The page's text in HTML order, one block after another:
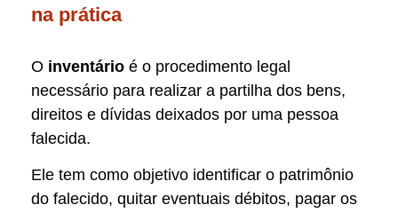
na prática
O inventário é o procedimento legal
necessário para realizar a partilha dos bens,
direitos e dívidas deixados por uma pessoa
falecida.
Ele tem como objetivo identificar o patrimônio
do falecido, quitar eventuais débitos, pagar os